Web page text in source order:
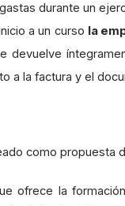
durante un
a un curso la
devuelve
a la factura y el
como propuesta
ofrece la